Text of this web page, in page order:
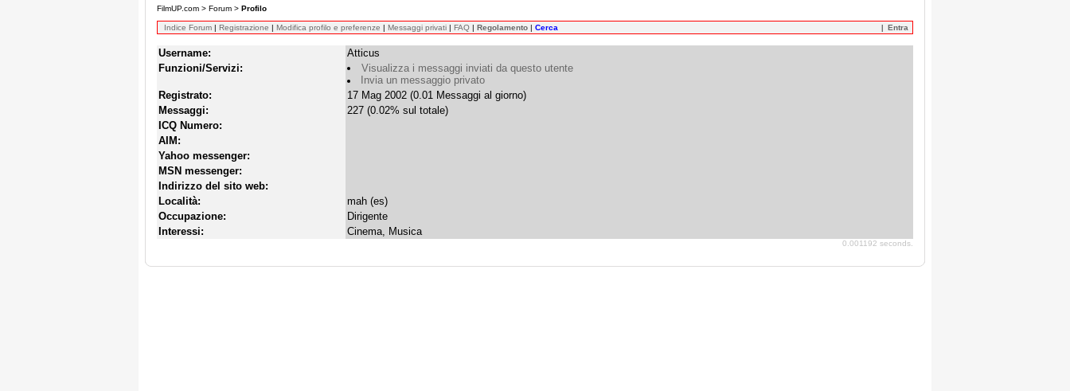
FilmUP.com > Forum > Profilo
Indice Forum | Registrazione | Modifica profilo e preferenze | Messaggi privati | FAQ | Regolamento | Cerca Entra
Username:
Atticus
Funzioni/Servizi:
Visualizza i messaggi inviati da questo utente
Invia un messaggio privato
Registrato:
17 Mag 2002 (0.01 Messaggi al giorno)
Messaggi:
227 (0.02% sul totale)
ICQ Numero:
AIM:
Yahoo messenger:
MSN messenger:
Indirizzo del sito web:
Località:
mah (es)
Occupazione:
Dirigente
Interessi:
Cinema, Musica
0.001192 seconds.